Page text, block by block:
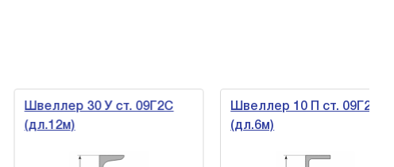
Швеллер 30 У ст. 09Г2С
(дл.12м)
Швеллер 10 П ст. 09Г2С
(дл.6м)